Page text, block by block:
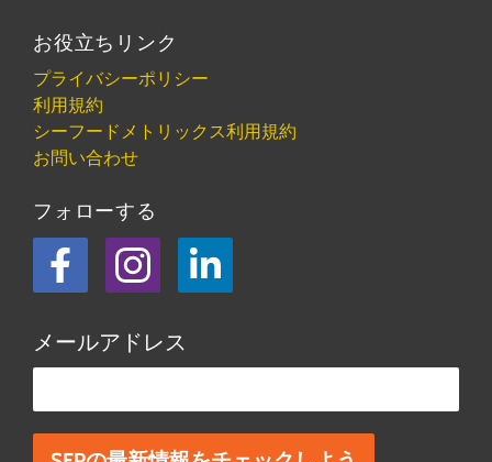
お役立ちリンク
プライバシーポリシー
利用規約
シーフードメトリックス利用規約
お問い合わせ
フォローする
フェイスブック
Instagram
LinkedIn
メールアドレス